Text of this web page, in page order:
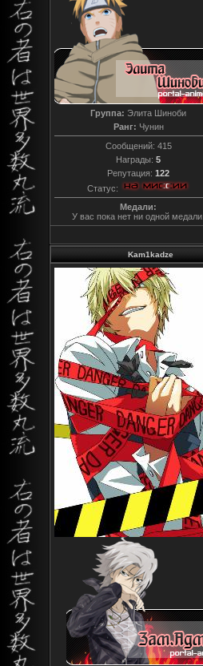
Группа: Элита Шиноби
Ранг: Чунин
Сообщений: 415
Награды: 5
Репутация: 122
Статус:
Медали:
У вас пока нет ни одной медали.
Kam1kadze